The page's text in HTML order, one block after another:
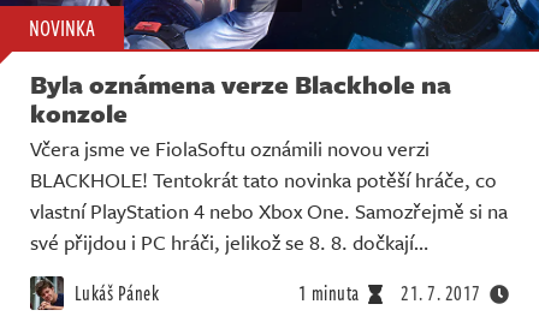
NOVINKA
Byla oznámena verze Blackhole na
konzole
Včera jsme ve FiolaSoftu oznámili novou verzi
BLACKHOLE! Tentokrát tato novinka potěší hráče, co
vlastní PlayStation 4 nebo Xbox One. Samozřejmě si na
své přijdou i PC hráči, jelikož se 8. 8. dočkají…
Lukáš Pánek 1 minuta 21. 7. 2017